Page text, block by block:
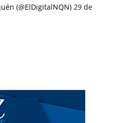
(@ElDigitalNQN) 29 de